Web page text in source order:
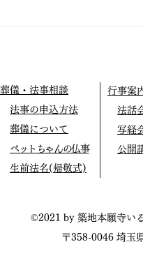
葬儀・法事相談
法事の申込方法
葬儀について
ペットちゃんの仏事
生前法名(帰敬式)
行事案
法話
写経
公開
©2021 by 築地本願寺い
〒358-0046 埼玉